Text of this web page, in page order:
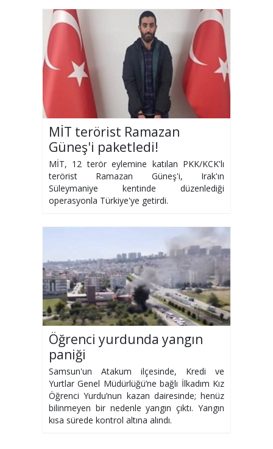
MİT terörist Ramazan
Güneş'i paketledi!
MİT, 12 terör eylemine katılan PKK/KCK'lı
terörist Ramazan Güneş'i, Irak'ın
Süleymaniye kentinde düzenlediği
operasyonla Türkiye'ye getirdi.
Öğrenci yurdunda yangın
paniği
Samsun'un Atakum ilçesinde, Kredi ve
Yurtlar Genel Müdürlüğü’ne bağlı İlkadım Kız
Öğrenci Yurdu’nun kazan dairesinde; henüz
bilinmeyen bir nedenle yangın çıktı. Yangın
kısa sürede kontrol altına alındı.